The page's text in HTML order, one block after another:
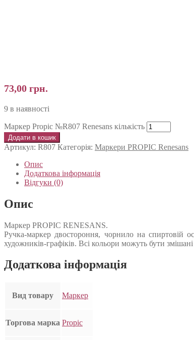
73,00 грн.
9 в наявності
Маркер Propic №R807 Renesans кількість
Додати в кошик
Артикул: R807 Категорія: Маркери PROPIC Renesans
Опис
Додаткова інформація
Відгуки (0)
Опис
Маркер PROPIC RENESANS.
Ручка-маркер двостороння, чорнило на спиртовій
художників-графіків. Всі кольори можуть бути
Додаткова інформація
Вид товару Маркер
Торгова марка Propic